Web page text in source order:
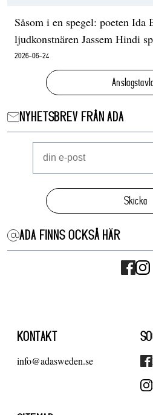
Såsom i en spegel: poeten Ida
ljudkonstnären Jassem Hindi
2026-06-24
NYHETSBREV FRÅN ADA
Skicka
ADA FINNS OCKSÅ HÄR
KONTAKT
info@adasweden.se